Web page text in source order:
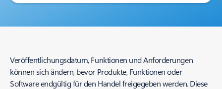
Veröffentlichungsdatum, Funktionen und Anforderungen
können sich ändern, bevor Produkte, Funktionen oder
Software endgültig für den Handel freigegeben werden. Diese